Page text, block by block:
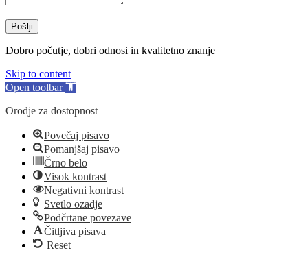
Pošlji
Dobro počutje, dobri odnosi in kvalitetno znanje
Skip to content
Open toolbar
Orodje za dostopnost
Povečaj pisavo
Pomanjšaj pisavo
Črno belo
Visok kontrast
Negativni kontrast
Svetlo ozadje
Podčrtane povezave
Čitljiva pisava
Reset